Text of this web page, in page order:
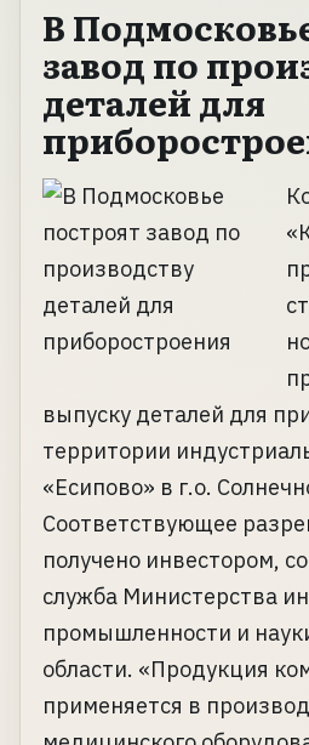
В
завод по
деталей для
выпуску деталей для
территории
«Есипово» в г.о.
Соответствующее
получено инвестором,
служба Министерства
промышленности и
области. «Продукция
применяется в